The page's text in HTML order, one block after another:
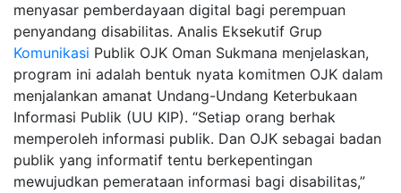
menyasar pemberdayaan digital bagi perempuan
penyandang disabilitas. Analis Eksekutif Grup
Komunikasi Publik OJK Oman Sukmana menjelaskan,
program ini adalah bentuk nyata komitmen OJK dalam
menjalankan amanat Undang-Undang Keterbukaan
Informasi Publik (UU KIP). “Setiap orang berhak
memperoleh informasi publik. Dan OJK sebagai badan
publik yang informatif tentu berkepentingan
mewujudkan pemerataan informasi bagi disabilitas,”